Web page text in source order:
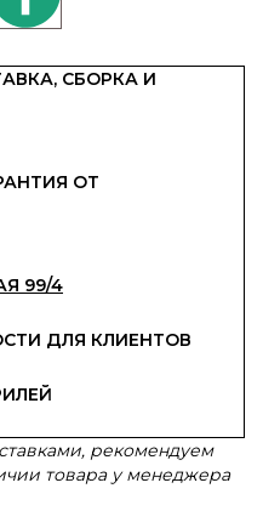
СБОРКА И
ОТ
99/4
ДЛЯ КЛИЕНТОВ
рекомендуем
товара у менеджера